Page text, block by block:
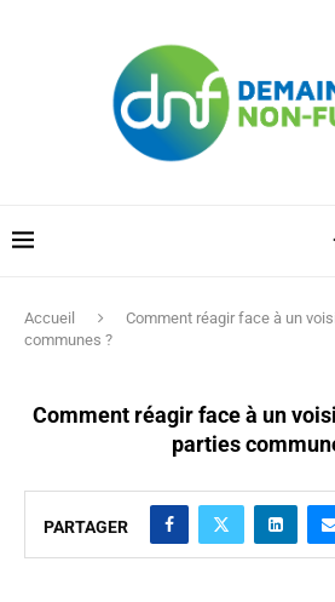
Accueil
Comment réagir face à un
communes ?
Comment réagir face à un
parties
PARTAGER